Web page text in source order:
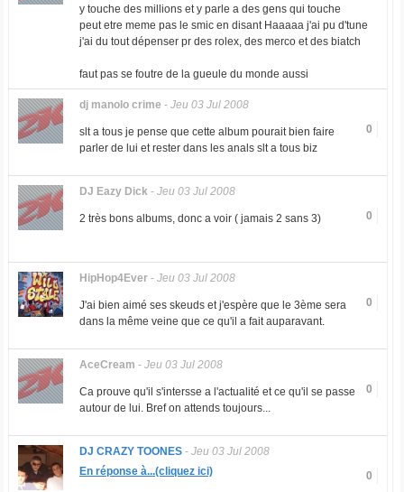
y touche des millions et y parle a des gens qui touche
peut etre meme pas le smic en disant Haaaaa j'ai pu d'tune
j'ai du tout dépenser pr des rolex, des merco et des biatch
faut pas se foutre de la gueule du monde aussi
dj manolo crime - Jeu 03 Jul 2008
0
slt a tous je pense que cette album pourait bien faire
parler de lui et rester dans les anals slt a tous biz
DJ Eazy Dick- Jeu 03 Jul 2008
0
2 très bons albums, donc a voir ( jamais 2 sans 3)
HipHop4Ever- Jeu 03 Jul 2008
0
J'ai bien aimé ses skeuds et j'espère que le 3ème sera
dans la même veine que ce qu'il a fait auparavant.
AceCream - Jeu 03 Jul 2008
0
Ca prouve qu'il s'intersse a l'actualité et ce qu'il se passe
autour de lui. Bref on attends toujours...
DJ CRAZY TOONES- Jeu 03 Jul 2008
0
En réponse à...(cliquez ici)